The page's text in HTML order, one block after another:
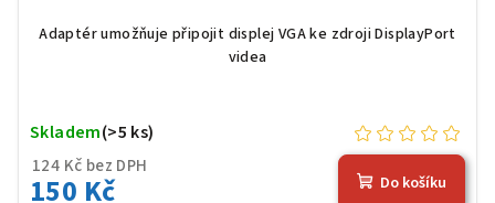
Adaptér umožňuje připojit displej VGA ke zdroji DisplayPort
videa
124 Kč bez DPH
150 Kč
Skladem(>5 ks)
Do košíku